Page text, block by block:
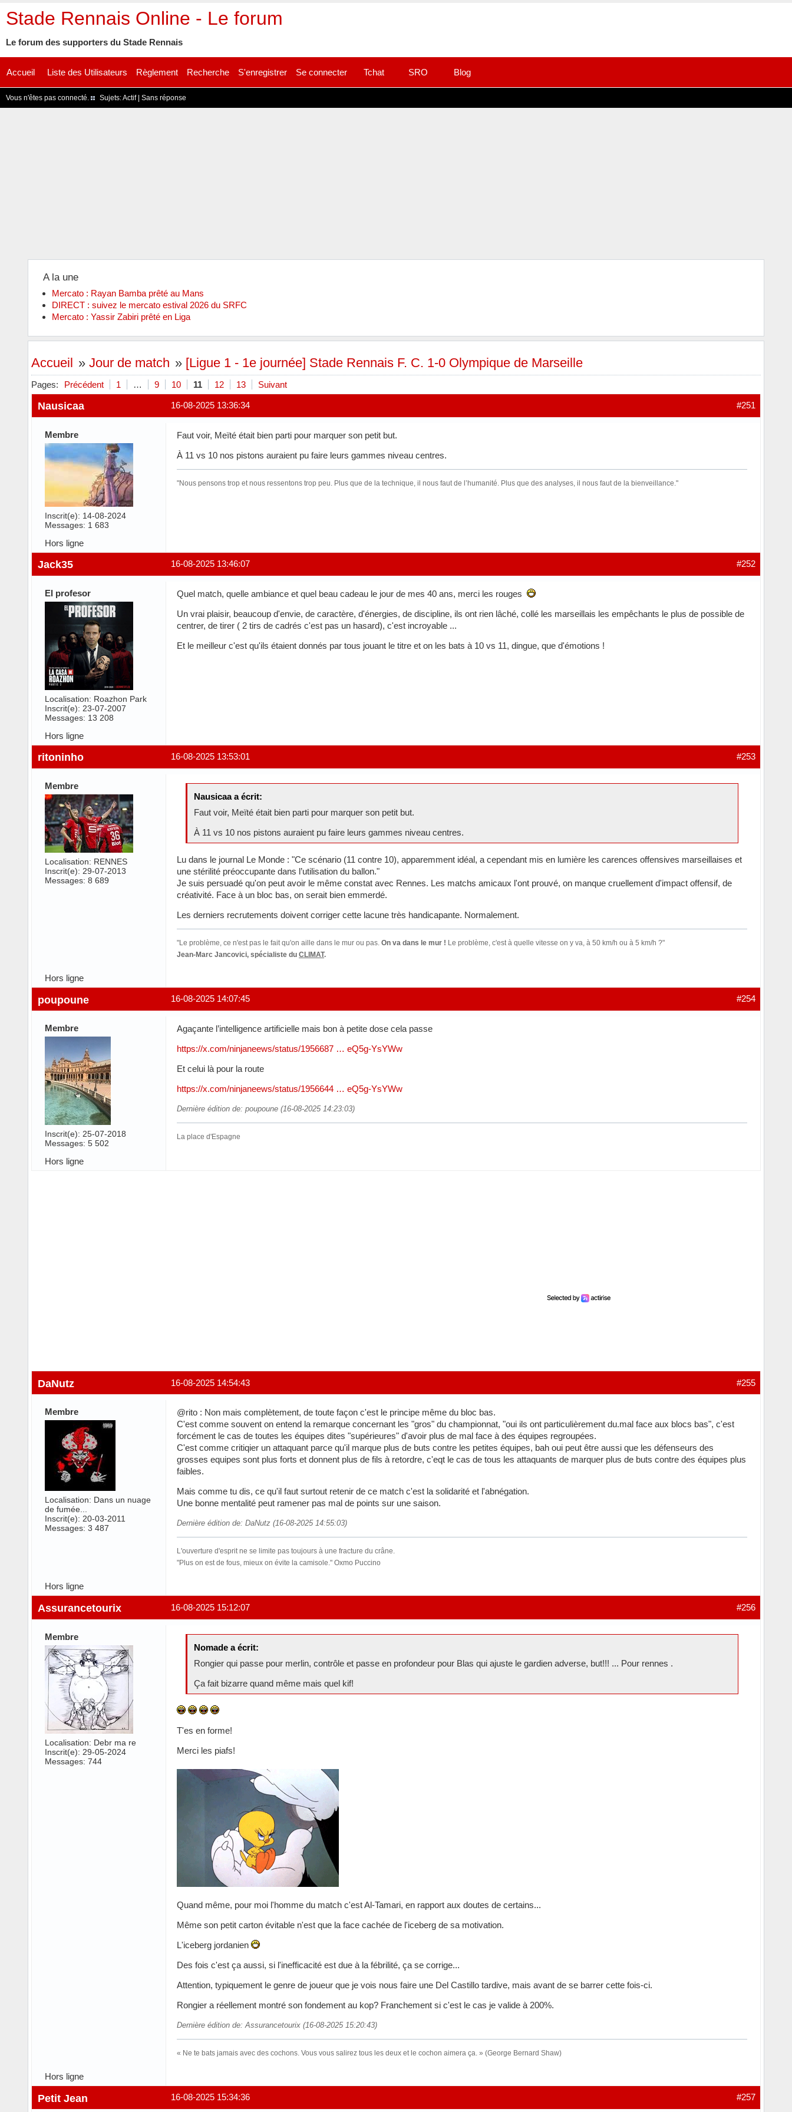
Stade Rennais Online - Le forum
Le forum des supporters du Stade Rennais
Accueil Liste des Utilisateurs Règlement Recherche S'enregistrer Se connecter Tchat SRO Blog
Vous n'êtes pas connecté. Sujets:Actif| Sans réponse
A la une
Mercato : Rayan Bamba prêté au Mans
DIRECT : suivez le mercato estival 2026 du SRFC
Mercato : Yassir Zabiri prêté en Liga
Accueil » Jour de match » [Ligue 1 - 1e journée] Stade Rennais F. C. 1-0 Olympique de Marseille
Pages: Précédent 1 … 9 10 11 12 13 Suivant
#251
16-08-2025 13:36:34
Nausicaa
Membre
Inscrit(e): 14-08-2024
Messages: 1 683
Faut voir, Meïté était bien parti pour marquer son petit but.
À 11 vs 10 nos pistons auraient pu faire leurs gammes niveau centres.
"Nous pensons trop et nous ressentons trop peu. Plus que de la technique, il nous faut de l’humanité. Plus que des analyses, il nous faut de la bienveillance."
Hors ligne
#252
16-08-2025 13:46:07
Jack35
El profesor
Localisation: Roazhon Park
Inscrit(e): 23-07-2007
Messages: 13 208
Quel match, quelle ambiance et quel beau cadeau le jour de mes 40 ans, merci les rouges
Un vrai plaisir, beaucoup d'envie, de caractère, d'énergies, de discipline, ils ont rien lâché, collé les marseillais les empêchants le plus de possible de
centrer, de tirer ( 2 tirs de cadrés c'est pas un hasard), c'est incroyable ...
Et le meilleur c'est qu'ils étaient donnés par tous jouant le titre et on les bats à 10 vs 11, dingue, que d'émotions !
Hors ligne
#253
16-08-2025 13:53:01
ritoninho
Membre
Localisation: RENNES
Inscrit(e): 29-07-2013
Messages: 8 689
Nausicaa a écrit:
Faut voir, Meïté était bien parti pour marquer son petit but.
À 11 vs 10 nos pistons auraient pu faire leurs gammes niveau centres.
Lu dans le journal Le Monde : "Ce scénario (11 contre 10), apparemment idéal, a cependant mis en lumière les carences offensives marseillaises et
une stérilité préoccupante dans l’utilisation du ballon."
Je suis persuadé qu'on peut avoir le même constat avec Rennes. Les matchs amicaux l'ont prouvé, on manque cruellement d'impact offensif, de
créativité. Face à un bloc bas, on serait bien emmerdé.
Les derniers recrutements doivent corriger cette lacune très handicapante. Normalement.
"Le problème, ce n'est pas le fait qu'on aille dans le mur ou pas.On va dans le mur ! Le problème, c'est à quelle vitesse on y va, à 50 km/h ou à 5 km/h ?"
Jean-Marc Jancovici, spécialiste duCLIMAT.
Hors ligne
#254
16-08-2025 14:07:45
poupoune
Membre
Inscrit(e): 25-07-2018
Messages: 5 502
Agaçante l’intelligence artificielle mais bon à petite dose cela passe
https://x.com/ninjaneews/status/1956687 … eQ5g-YsYWw
Et celui là pour la route
https://x.com/ninjaneews/status/1956644 … eQ5g-YsYWw
Dernière édition de: poupoune (16-08-2025 14:23:03)
La place d'Espagne
Hors ligne
#255
16-08-2025 14:54:43
DaNutz
Membre
Localisation: Dans un nuage
de fumée...
Inscrit(e): 20-03-2011
Messages: 3 487
@rito : Non mais complètement, de toute façon c'est le principe même du bloc bas.
C'est comme souvent on entend la remarque concernant les "gros" du championnat, "oui ils ont particulièrement du.mal face aux blocs bas", c'est
forcément le cas de toutes les équipes dites "supérieures" d'avoir plus de mal face à des équipes regroupées.
C'est comme critiqier un attaquant parce qu'il marque plus de buts contre les petites équipes, bah oui peut être aussi que les défenseurs des
grosses equipes sont plus forts et donnent plus de fils à retordre, c'eqt le cas de tous les attaquants de marquer plus de buts contre des équipes plus
faibles.
Mais comme tu dis, ce qu'il faut surtout retenir de ce match c'est la solidarité et l'abnégation.
Une bonne mentalité peut ramener pas mal de points sur une saison.
Dernière édition de: DaNutz (16-08-2025 14:55:03)
L'ouverture d'esprit ne se limite pas toujours à une fracture du crâne.
"Plus on est de fous, mieux on évite la camisole." Oxmo Puccino
Hors ligne
#256
16-08-2025 15:12:07
Assurancetourix
Membre
Localisation: Debr ma re
Inscrit(e): 29-05-2024
Messages: 744
Nomade a écrit:
Rongier qui passe pour merlin, contrôle et passe en profondeur pour Blas qui ajuste le gardien adverse, but!!! ... Pour rennes .
Ça fait bizarre quand même mais quel kif!
T'es en forme!
Merci les piafs!
Quand même, pour moi l'homme du match c'est Al-Tamari, en rapport aux doutes de certains...
Même son petit carton évitable n'est que la face cachée de l'iceberg de sa motivation.
L'iceberg jordanien
Des fois c'est ça aussi, si l'inefficacité est due à la fébrilité, ça se corrige...
Attention, typiquement le genre de joueur que je vois nous faire une Del Castillo tardive, mais avant de se barrer cette fois-ci.
Rongier a réellement montré son fondement au kop? Franchement si c'est le cas je valide à 200%.
Dernière édition de: Assurancetourix (16-08-2025 15:20:43)
« Ne te bats jamais avec des cochons. Vous vous salirez tous les deux et le cochon aimera ça. » (George Bernard Shaw)
Hors ligne
#257
16-08-2025 15:34:36
Petit Jean